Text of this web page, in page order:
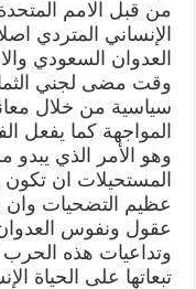
من قبل الامم
الإنساني المتردي
العدوان السعودي
وقت مضى لجني
سياسية من خلال
المواجهة كما يفعل
وهو الأمر الذي
المستحيلات ان تكون
عظيم التضحيات
عقول ونفوس العدوان
وتداعيات هذه الحرب
تبعاتها على الحياة